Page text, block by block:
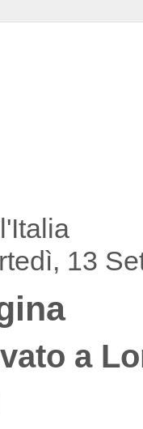
13
a